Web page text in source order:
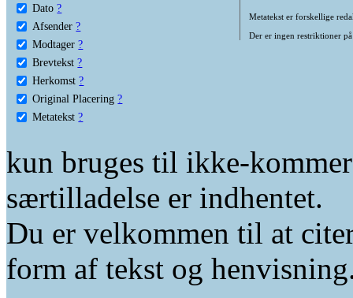
Dato ?
Afsender ?
Modtager ?
Brevtekst ?
Herkomst ?
Original Placering ?
Metatekst ?
Metatekst er forskellige
Der er ingen restriktioner
kun bruges til ikke-
særtilladelse er indhentet.
Du er velkommen til at
form af tekst og